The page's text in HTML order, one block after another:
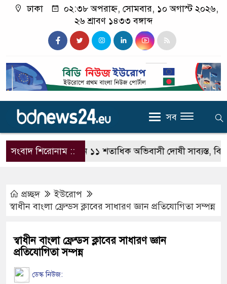
ঢাকা
০২:৩৮ অপরাহ্ন, সোমবার, ১০ অগাস্ট ২০২৬,
২৬ শ্রাবণ ১৪৩৩ বঙ্গাব্দ
সব
সংবাদ শিরোনাম ::
নতুন আইনে ১১ শতাধিক অভিবাসী দোষী সাব্যস্ত, বিতর্কে
প্রচ্ছদ
ইউরোপ
স্বাধীন বাংলা ফ্রেন্ডস ক্লাবের সাধারণ জ্ঞান প্রতিযোগিতা সম্পন্ন
স্বাধীন বাংলা ফ্রেন্ডস ক্লাবের সাধারণ জ্ঞান
প্রতিযোগিতা সম্পন্ন
ডেস্ক নিউজ: